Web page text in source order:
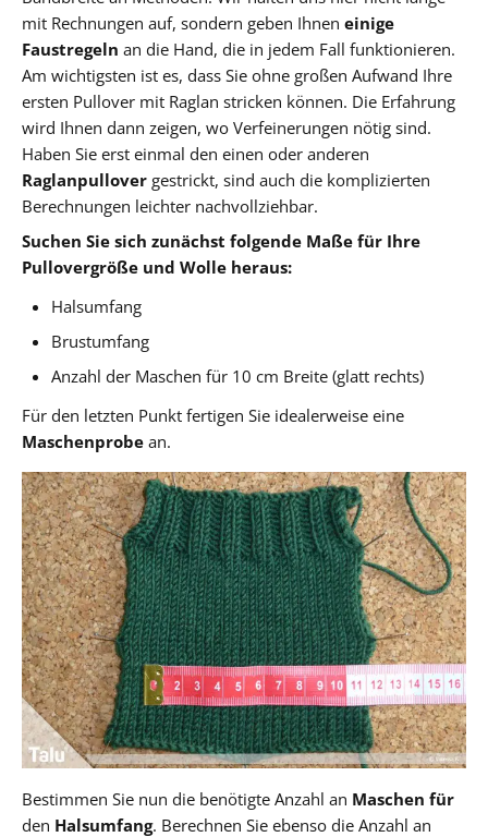
mit Rechnungen auf, sondern geben Ihnen einige
Faustregeln an die Hand, die in jedem Fall funktionieren.
Am wichtigsten ist es, dass Sie ohne großen Aufwand Ihre
ersten Pullover mit Raglan stricken können. Die Erfahrung
wird Ihnen dann zeigen, wo Verfeinerungen nötig sind.
Haben Sie erst einmal den einen oder anderen
Raglanpullover gestrickt, sind auch die komplizierten
Berechnungen leichter nachvollziehbar.
Suchen Sie sich zunächst folgende Maße für Ihre
Pullovergröße und Wolle heraus:
Halsumfang
Brustumfang
Anzahl der Maschen für 10 cm Breite (glatt rechts)
Für den letzten Punkt fertigen Sie idealerweise eine
Maschenprobe an.
Bestimmen Sie nun die benötigte Anzahl an Maschen für
den Halsumfang. Berechnen Sie ebenso die Anzahl an